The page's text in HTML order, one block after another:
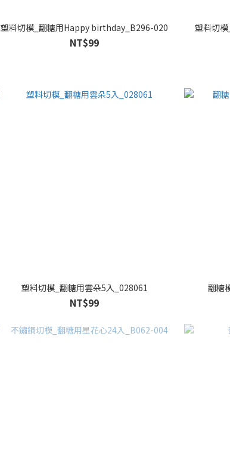
塑料切模_翻糖用Happy birthday_B296-020
NT$99
塑料切
塑料切模_翻糖用雲朵5入_028061
NT$99
翻糖